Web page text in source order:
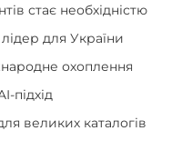
стає необхідністю
для України
охоплення
підхід
великих каталогів